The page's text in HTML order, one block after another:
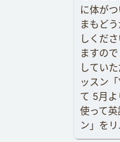
に体が
まもど
しくだ
ますの
してい
ッスン
て 5月よ
使って
ン」をリ